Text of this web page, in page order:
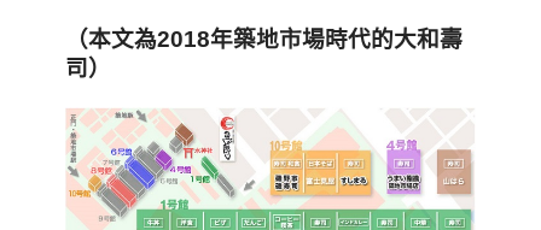
（本文為2018年築地市場時代的大和壽
司）